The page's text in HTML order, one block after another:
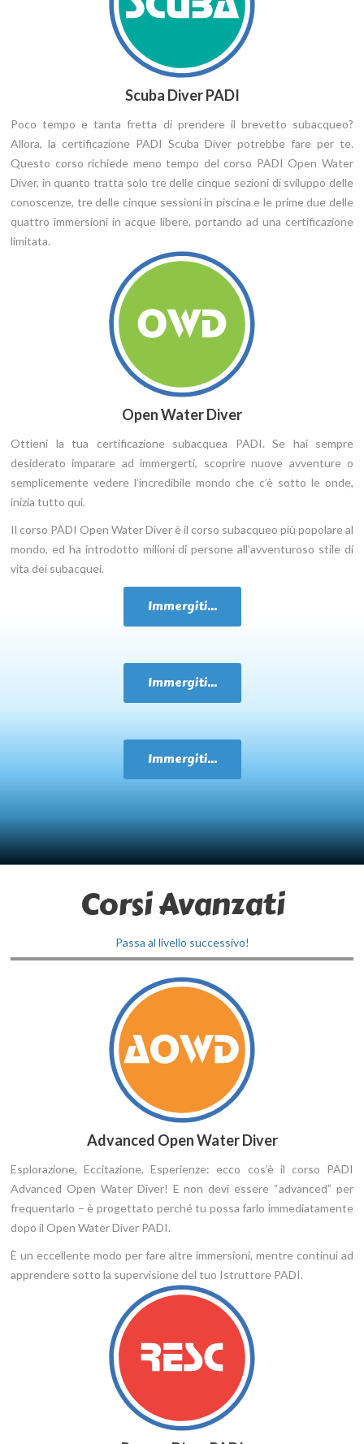
Scuba Diver PADI
Poco tempo e tanta fretta di prendere il brevetto subacqueo?
Allora, la certificazione PADI Scuba Diver potrebbe fare per te.
Questo corso richiede meno tempo del corso PADI Open Water
Diver, in quanto tratta solo tre delle cinque sezioni di sviluppo delle
conoscenze, tre delle cinque sessioni in piscina e le prime due delle
quattro immersioni in acque libere, portando ad una certificazione
limitata.
Open Water Diver
Ottieni la tua certificazione subacquea PADI. Se hai sempre
desiderato imparare ad immergerti, scoprire nuove avventure o
semplicemente vedere l’incredibile mondo che c’è sotto le onde,
inizia tutto qui.
Il corso PADI Open Water Diver è il corso subacqueo più popolare al
mondo, ed ha introdotto milioni di persone all’avventuroso stile di
vita dei subacquei.
Immergiti...
Immergiti...
Immergiti...
Corsi Avanzati
Passa al livello successivo!
Advanced Open Water Diver
Esplorazione, Eccitazione, Esperienze: ecco cos’è il corso PADI
Advanced Open Water Diver! E non devi essere “advanced” per
frequentarlo – è progettato perché tu possa farlo immediatamente
dopo il Open Water Diver PADI.
È un eccellente modo per fare altre immersioni, mentre continui ad
apprendere sotto la supervisione del tuo Istruttore PADI.